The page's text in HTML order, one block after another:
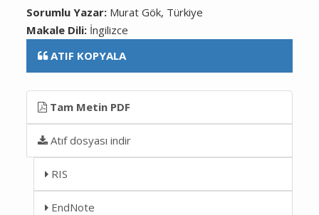
Sorumlu Yazar: Murat Gök, Türkiye
Makale Dili: İngilizce
ATIF KOPYALA
Tam Metin PDF
Atıf dosyası indir
RIS
EndNote